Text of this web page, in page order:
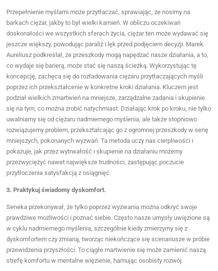
Przepełnienie myślami może przytłaczać, sprawiając, że nosimy na
barkach ciężar, jakby to był wielki kamień. W obliczu oczekiwań
doskonałości we wszystkich sferach życia, ciężar ten może wydawać się
jeszcze większy, powodując paraliż i lęk przed podjęciem decyzji. Marek
Aureliusz podkreślał, że przeszkody mogą napędzać nasze działania, a to,
co wydaje się barierą, może stać się naszą ścieżką. Wykorzystując tę
koncepcję, zachęca się do rozładowania ciężaru przytłaczających myśli
poprzez ich przekształcenie w konkretne kroki działania. Kluczem jest
podział wielkich zmartwień na mniejsze, zarządzalne zadania i skupienie
się na tym, co można zrobić natychmiast. Działając krok po kroku, nie tylko
uwalniamy się od ciężaru nadmiernego myślenia, ale także stopniowo
rozwiązujemy problem, przekształcając go z ogromnej przeszkody w serię
mniejszych, pokonanych wyzwań. Ta metoda uczy nas cierpliwości i
pokazuje, jak przez wytrwałość i skupienie na działaniu możemy
przezwyciężyć nawet największe trudności, zastępując poczucie
przytłoczenia satysfakcją z osiągnięć.
3. Praktykuj świadomy dyskomfort.
Seneka przekonywał, że tylko poprzez wyzwania można odkryć swoje
prawdziwe możliwości i poznać siebie. Często nasze umysły uwięzione są
w cyklu nadmiernego myślenia, szczególnie kiedy zmierzymy się z
dyskomfortem czy zmianą, tworząc niekończące się scenariusze w próbie
przewidzenia przyszłości. To ciągłe martwienie się może zamienić naszą
strefę komfortu w mentalne więzienie, hamując osobisty rozwój.